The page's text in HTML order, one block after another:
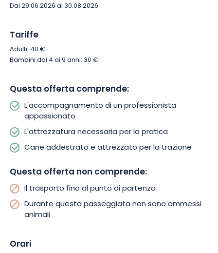
Dal 29.06.2026 al 30.08.2026
Tariffe
Adulti: 40 €
Bambini dai 4 ai 9 anni: 30 €
Questa offerta comprende:
L'accompagnamento di un professionista
appassionato
L'attrezzatura necessaria per la pratica
Cane addestrato e attrezzato per la trazione
Questa offerta non comprende:
Il trasporto fino al punto di partenza
Durante questa passeggiata non sono ammessi
animali
Orari